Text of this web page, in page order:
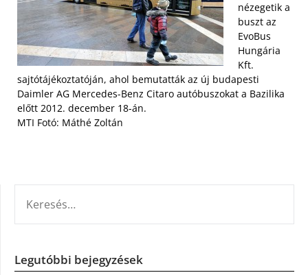
nézegetik a
buszt az
EvoBus
Hungária
Kft.
sajtótájékoztatóján, ahol bemutatták az új budapesti
Daimler AG Mercedes-Benz Citaro autóbuszokat a Bazilika
előtt 2012. december 18-án.
MTI Fotó: Máthé Zoltán
Legutóbbi bejegyzések